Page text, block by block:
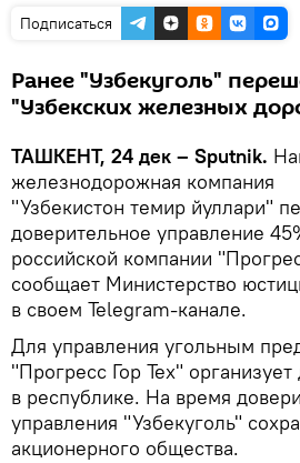
Подписаться
Ранее "Узбекуголь"
"Узбекских железных
ТАШКЕНТ, 24 дек – Sputnik.
железнодорожная компания
"Узбекистон темир йуллари"
доверительное управление
российской компании
сообщает Министерство
в своем Telegram-канале.
Для управления угольным
"Прогресс Гор Тех"
в республике. На время
управления "Узбекуголь"
акционерного общества.